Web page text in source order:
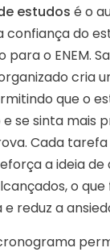
estudos é o
confiança do
o ENEM.
cria
que o
e se sinta mais
Cada
a ideia de
o
reduz a